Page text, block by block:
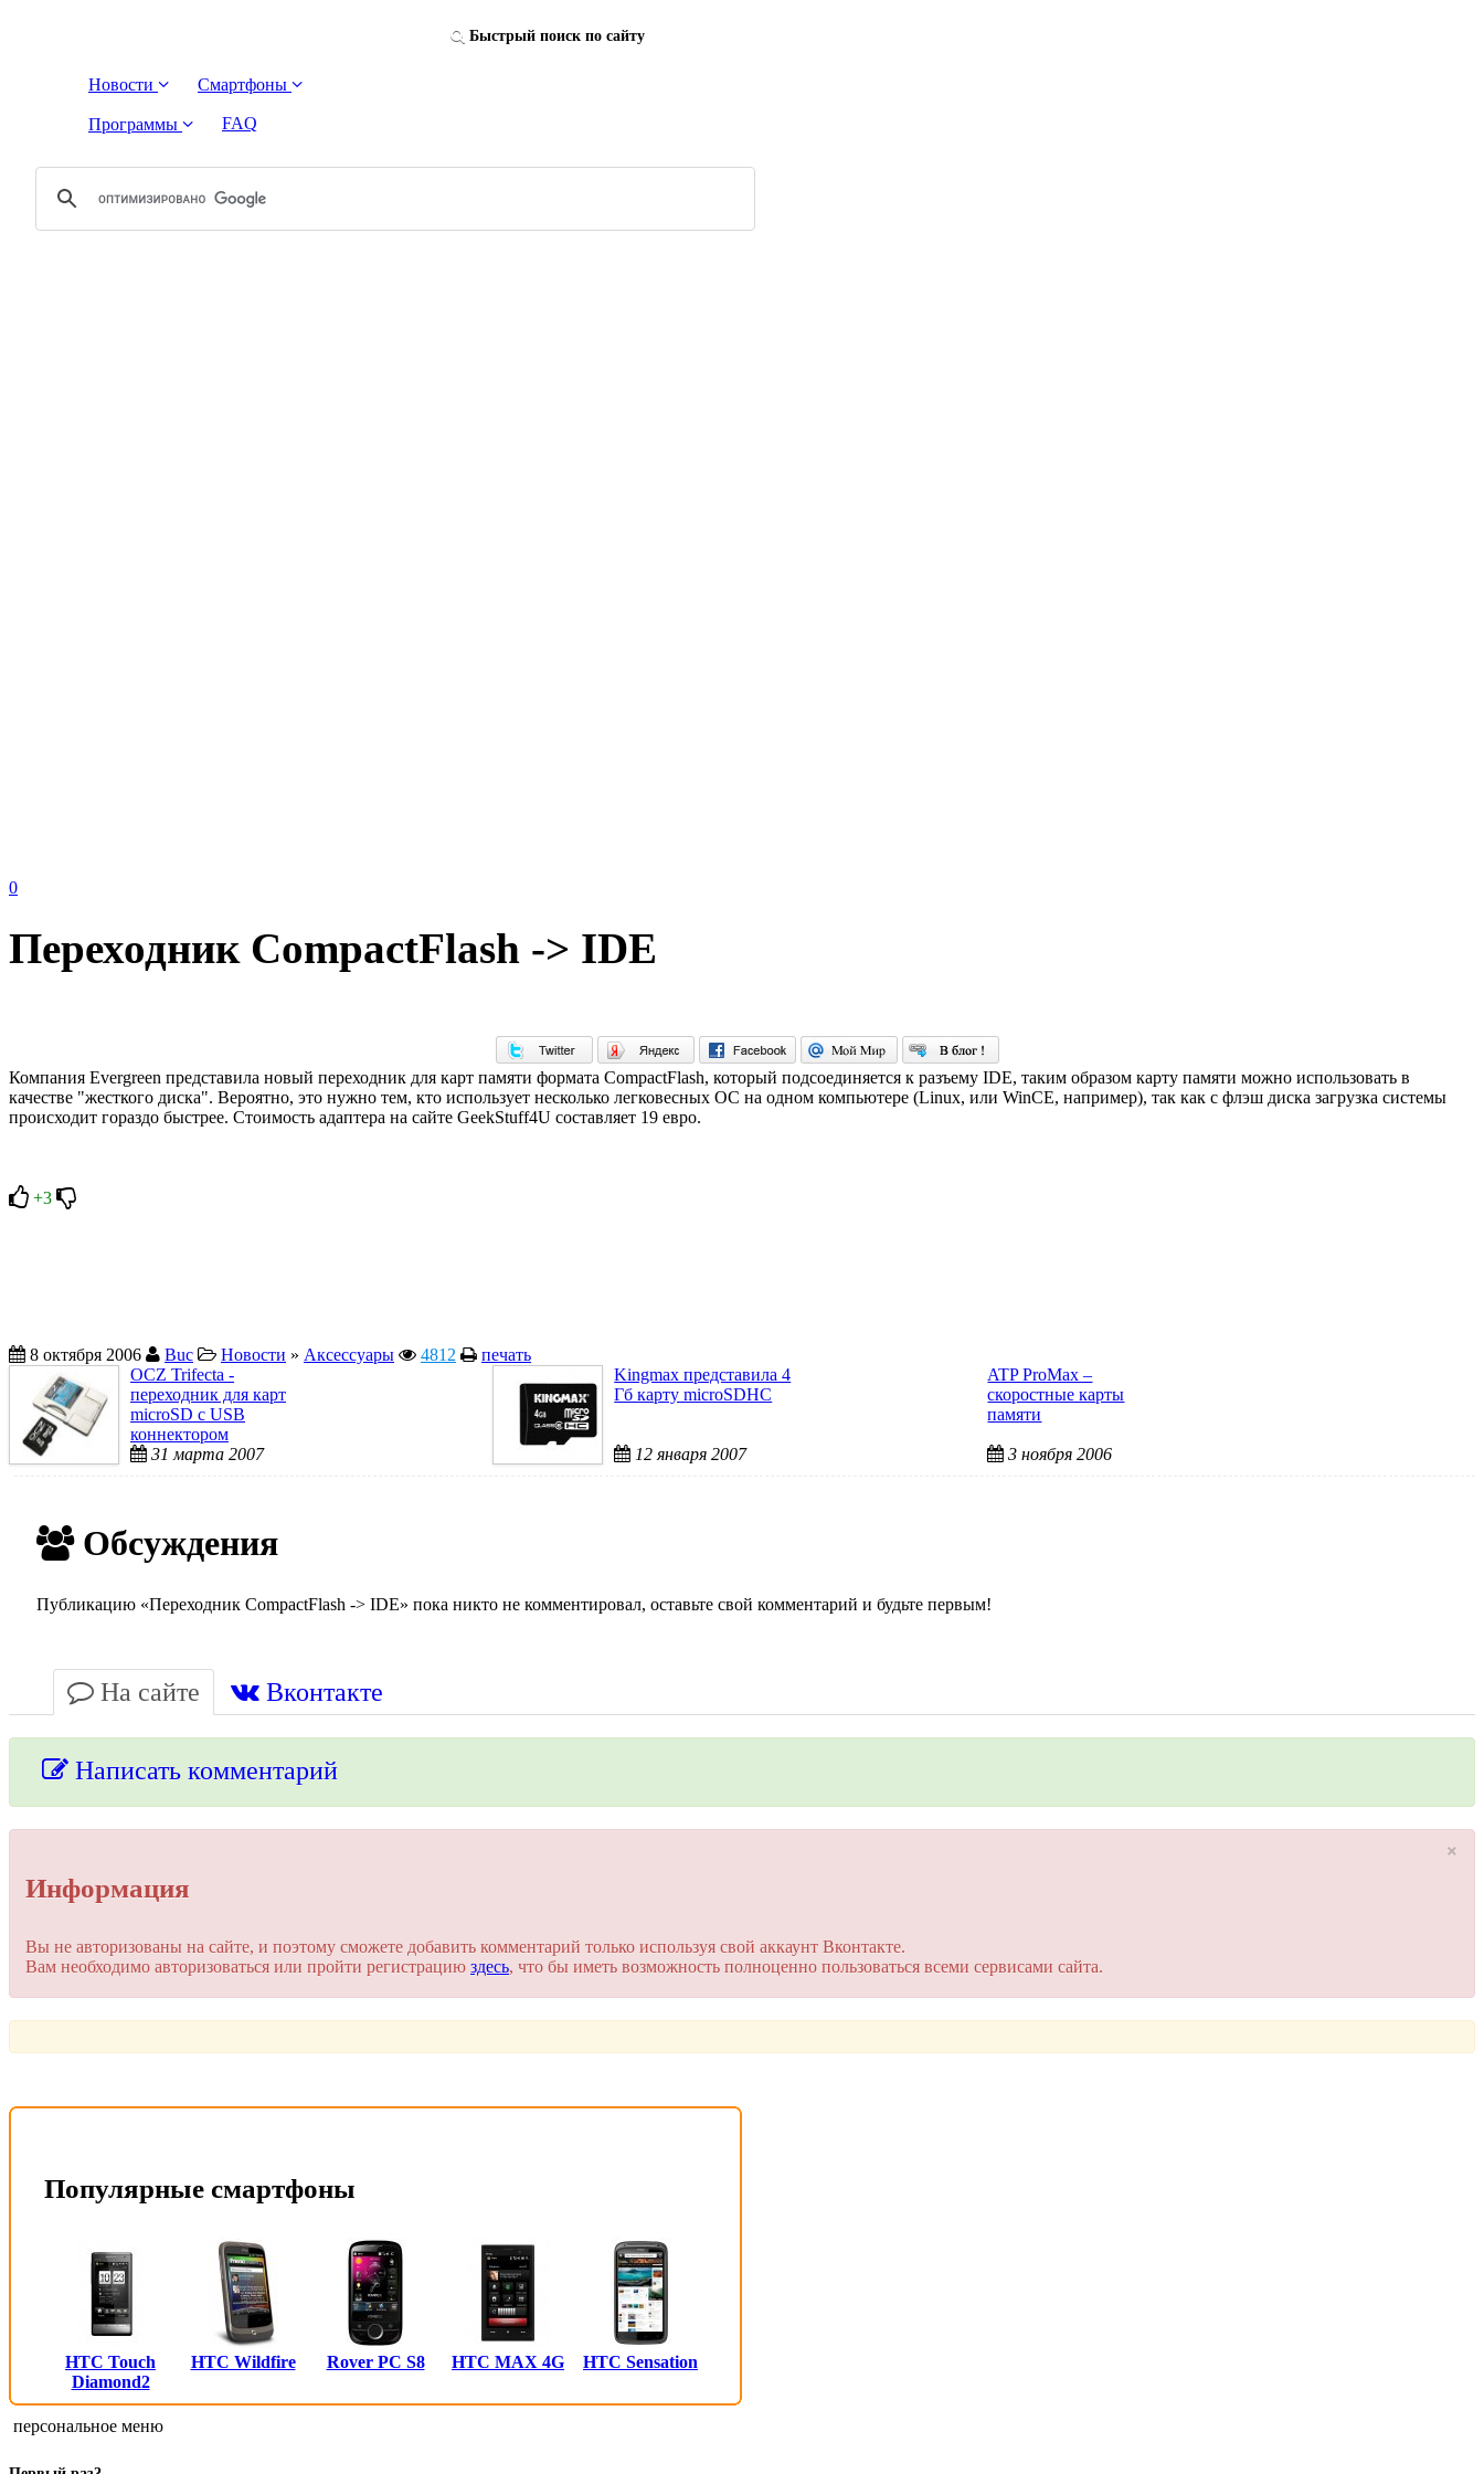
Новости Смартфоны
Программы FAQ
Быстрый поиск по сайту
0
Переходник CompactFlash -> IDE
Компания Evergreen представила новый переходник для карт памяти формата CompactFlash, который подсоединяется к разъему IDE, таким образом карту памяти можно использовать в
качестве "жесткого диска". Вероятно, это нужно тем, кто использует несколько легковесных ОС на одном компьютере (Linux, или WinCE, например), так как с флэш диска загрузка системы
происходит гораздо быстрее. Стоимость адаптера на сайте GeekStuff4U составляет 19 евро.
+3
8 октября 2006 Buc Новости » Аксессуары 4812
печать
OCZ Trifecta -
переходник для карт
microSD с USB
коннектором
31 марта 2007
Kingmax представила 4
Гб карту microSDHC
12 января 2007
ATP ProMax –
скоростные карты
памяти
3 ноября 2006
Обсуждения
Публикацию «Переходник CompactFlash -> IDE» пока никто не комментировал, оставьте свой комментарий и будьте первым!
На сайте Вконтакте
Написать комментарий
Пройти регистрацию
×
Информация
Вы не авторизованы на сайте, и поэтому сможете добавить комментарий только используя свой аккаунт Вконтакте.
Вам необходимо авторизоваться или пройти регистрацию здесь, что бы иметь возможность полноценно пользоваться всеми сервисами сайта.
Популярные смартфоны
HTC Touch
Diamond2
HTC Wildfire Rover PC S8 HTC MAX 4G HTC Sensation
персональное меню